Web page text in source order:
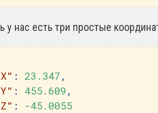
у нас есть три простые
: 23.347 ,
: 455.609 ,
:
-45.0055